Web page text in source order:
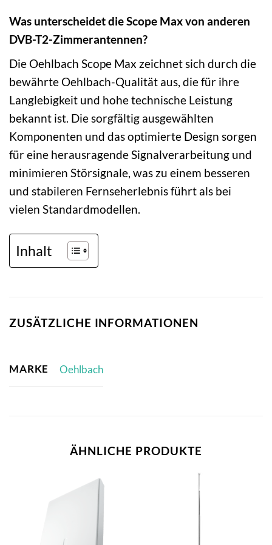
Was unterscheidet die Scope Max von anderen
DVB-T2-Zimmerantennen?
Die Oehlbach Scope Max zeichnet sich durch die
bewährte Oehlbach-Qualität aus, die für ihre
Langlebigkeit und hohe technische Leistung
bekannt ist. Die sorgfältig ausgewählten
Komponenten und das optimierte Design sorgen
für eine herausragende Signalverarbeitung und
minimieren Störsignale, was zu einem besseren
und stabileren Fernseherlebnis führt als bei
vielen Standardmodellen.
Inhalt
ZUSÄTZLICHE INFORMATIONEN
MARKE Oehlbach
ÄHNLICHE PRODUKTE